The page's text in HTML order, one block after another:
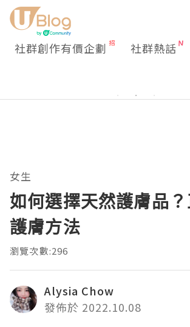
社群創作有價企劃 社群熱話
女生
如何選擇天然護膚品
護膚方法
瀏覽次數:296
Alysia Chow
發佈於 2022.10.08